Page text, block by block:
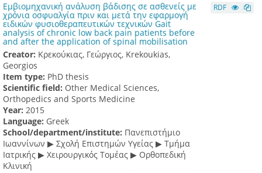
Εμβιομηχανική ανάλυση βάδισης σε ασθενείς με
χρόνια οσφυαλγία πριν και μετά την εφαρμογή
ειδικών φυσιοθεραπευτικών τεχνικών Gait
analysis of chronic low back pain patients before
and after the application of spinal mobilisation
Creator: Κρεκούκιας, Γεώργιος, Krekoukias,
Georgios
Item type: PhD thesis
Scientific field: Other Medical Sciences,
Orthopedics and Sports Medicine
Υear: 2015
Language: Greek
School/department/institute: Πανεπιστήμιο
Ιωαννίνων ▶ Σχολή Επιστημών Υγείας ▶ Τμήμα
Ιατρικής ▶ Χειρουργικός Τομέας ▶ Ορθοπεδική
Κλινική
RDF